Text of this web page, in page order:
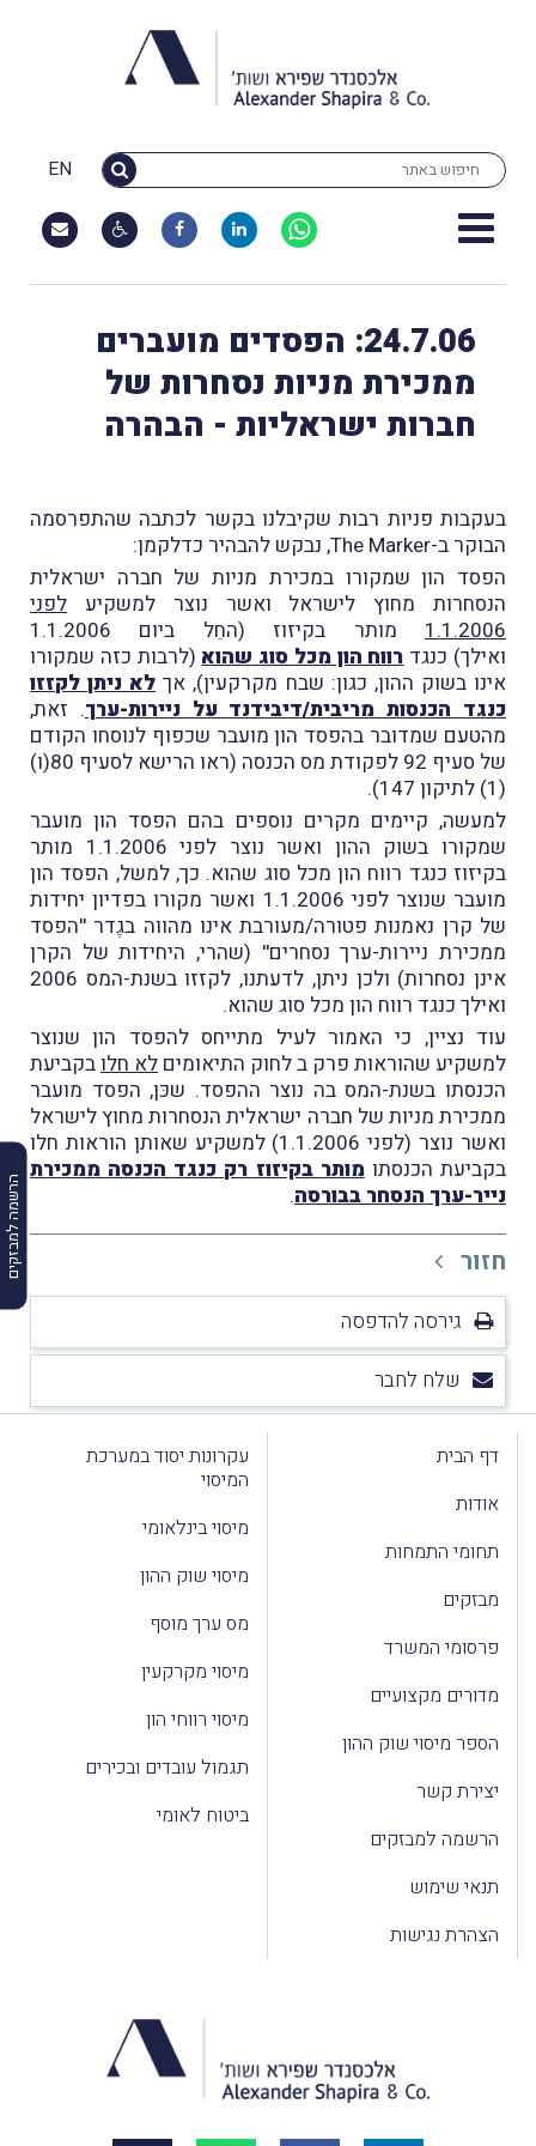
EN
הרשמה למבזקים
24.7.06: הפסדים מועברים
ממכירת מניות נסחרות של
חברות ישראליות - הבהרה
בעקבות פניות רבות שקיבלנו בקשר לכתבה שהתפרסמה
הבוקר ב-The Marker, נבקש להבהיר כדלקמן:
הפסד הון שמקורו במכירת מניות של חברה ישראלית
הנסחרות מחוץ לישראל ואשר נוצר למשקיע לפני
1.1.2006
מותר בקיזוז (החֵל ביום 1.1.2006
ואילך) כנגד רווח הוןמכל סוג שהוא(לרבות כזה שמקורו
אינו בשוק ההון, כגון: שבח מקרקעין), אך לא ניתן לקזזו
כנגד הכנסות מריבית/דיבידנד על ניירות-ערך. זאת,
מהטעם שמדובר בהפסד הון מועבר שכפוף לנוסחו הקודם
של סעיף 92 לפקודת מס הכנסה (ראו הרישא לסעיף 80(ו)
(1) לתיקון 147).
למעשה, קיימים מקרים נוספים בהם הפסד הון מועבר
שמקורו בשוק ההון ואשר נוצר לפני 1.1.2006 מותר
בקיזוז כנגד רווח הון מכל סוג שהוא. כך, למשל, הפסד הון
מועבר שנוצר לפני 1.1.2006 ואשר מקורו בפדיון יחידות
של קרן נאמנות פטורה/מעורבת אינו מהווה בגֶדר ''הפסד
ממכירת ניירות-ערך נסחרים'' (שהרי, היחידות של הקרן
אינן נסחרות) ולכן ניתן, לדעתנו, לקזזו בשנת-המס 2006
ואילך כנגד רווח הון מכל סוג שהוא.
עוד נציין, כי האמור לעיל מתייחס להפסד הון שנוצר
למשקיע שהוראות פרק ב לחוק התיאומים לא חלובקביעת
הכנסתו בשנת-המס בה נוצר ההפסד. שכּן, הפסד מועבר
ממכירת מניות של חברה ישראלית הנסחרות מחוץ לישראל
ואשר נוצר (לפני 1.1.2006) למשקיע שאותן הוראות חלו
בקביעת הכנסתומותר בקיזוז רק כנגד הכנסה ממכירת
נייר-ערך הנסחר בבורסה.
חזור
גירסה להדפסה
שלח לחבר
דף הבית
אודות
תחומי התמחות
מבזקים
פרסומי המשרד
מדורים מקצועיים
הספר מיסוי שוק ההון
יצירת קשר
הרשמה למבזקים
תנאי שימוש
הצהרת נגישות
עקרונות יסוד במערכת
המיסוי
מיסוי בינלאומי
מיסוי שוק ההון
מס ערך מוסף
מיסוי מקרקעין
מיסוי רווחי הון
תגמול עובדים ובכירים
ביטוח לאומי